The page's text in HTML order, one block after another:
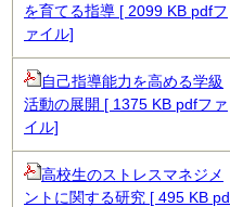
を育てる指導 [ 2099 KB pdfフ
ァイル]
自己指導能力を高める学級
活動の展開 [ 1375 KB pdfファ
イル]
高校生のストレスマネジメ
ントに関する研究 [ 495 KB pd